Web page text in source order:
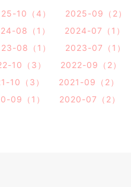
10（4） 2025-09（2）
08（1）
2024-07（1）
08（1）
2023-07（1）
10（3）
2022-09（2）
10（3）
2021-09（2）
09（1）
2020-07（2）